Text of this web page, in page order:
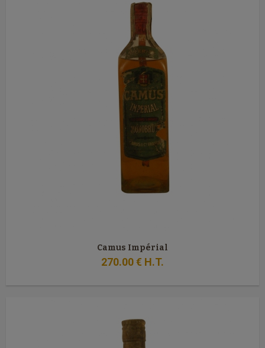
Camus Impérial
270.00€ H.T.